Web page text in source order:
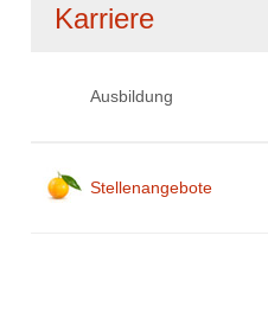
Navigation
Karriere
Ausbildung
Stellenangebote